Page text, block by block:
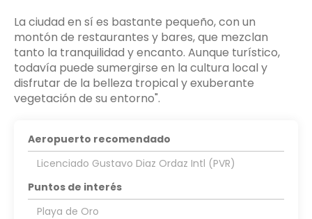
La ciudad en sí es bastante pequeño, con un
montón de restaurantes y bares, que mezclan
tanto la tranquilidad y encanto. Aunque turístico,
todavía puede sumergirse en la cultura local y
disfrutar de la belleza tropical y exuberante
Aeropuerto recomendado
Licenciado Gustavo Diaz Ordaz Intl (PVR)
Puntos de interés
Playa de Oro